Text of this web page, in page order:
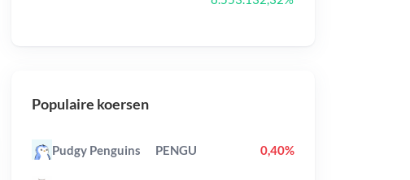
Populaire koersen
Pudgy Penguins PENGU 0,40%